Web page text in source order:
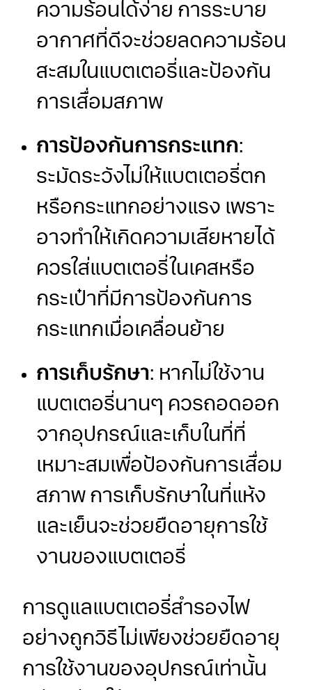
ความร้อนได้ง่าย การระบาย
อากาศที่ดีจะช่วยลดความร้อน
สะสมในแบตเตอรี่และป้องกัน
การเสื่อมสภาพ
การป้องกันการกระแทก:
ระมัดระวังไม่ให้แบตเตอรี่ตก
หรือกระแทกอย่างแรง เพราะ
อาจทำให้เกิดความเสียหายได้
ควรใส่แบตเตอรี่ในเคสหรือ
กระเป๋าที่มีการป้องกันการ
กระแทกเมื่อเคลื่อนย้าย
การเก็บรักษา: หากไม่ใช้งาน
แบตเตอรี่นานๆ ควรถอดออก
จากอุปกรณ์และเก็บในที่ที่
เหมาะสมเพื่อป้องกันการเสื่อม
สภาพ การเก็บรักษาในที่แห้ง
และเย็นจะช่วยยืดอายุการใช้
งานของแบตเตอรี่
การดูแลแบตเตอรี่สำรองไฟ
อย่างถูกวิธีไม่เพียงช่วยยืดอายุ
การใช้งานของอุปกรณ์เท่านั้น